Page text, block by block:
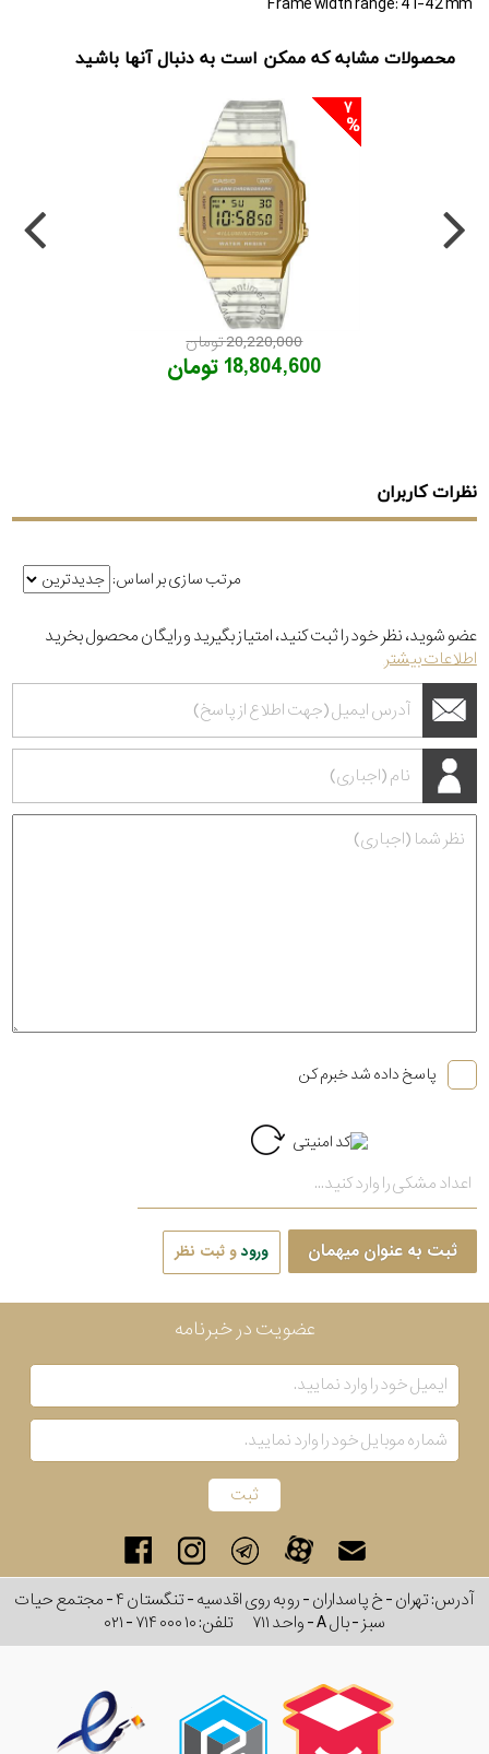
محصولات مشابه که ممکن است به دنبال آنها باشید
7
20,220,000 تومان
18,804,600 تومان
نظرات کاربران
مرتب سازی بر اساس:
عضو شوید، نظر خود را ثبت کنید، امتیاز بگیرید و رایگان محصول بخرید
اطلاعات بیشتر
پاسخ داده شد خبرم کن
ثبت به عنوان میهمان ورودو ثبت نظر
عضویت در خبرنامه
آدرس: تهران - خ پاسداران - رو به روی اقدسیه - تنگستان ۴ - مجتمع حیات
سبز - بال A - واحد ۷۱۱
تلفن:۰۲۱ - ۷۱۴ ۰۰۰ ۱۰